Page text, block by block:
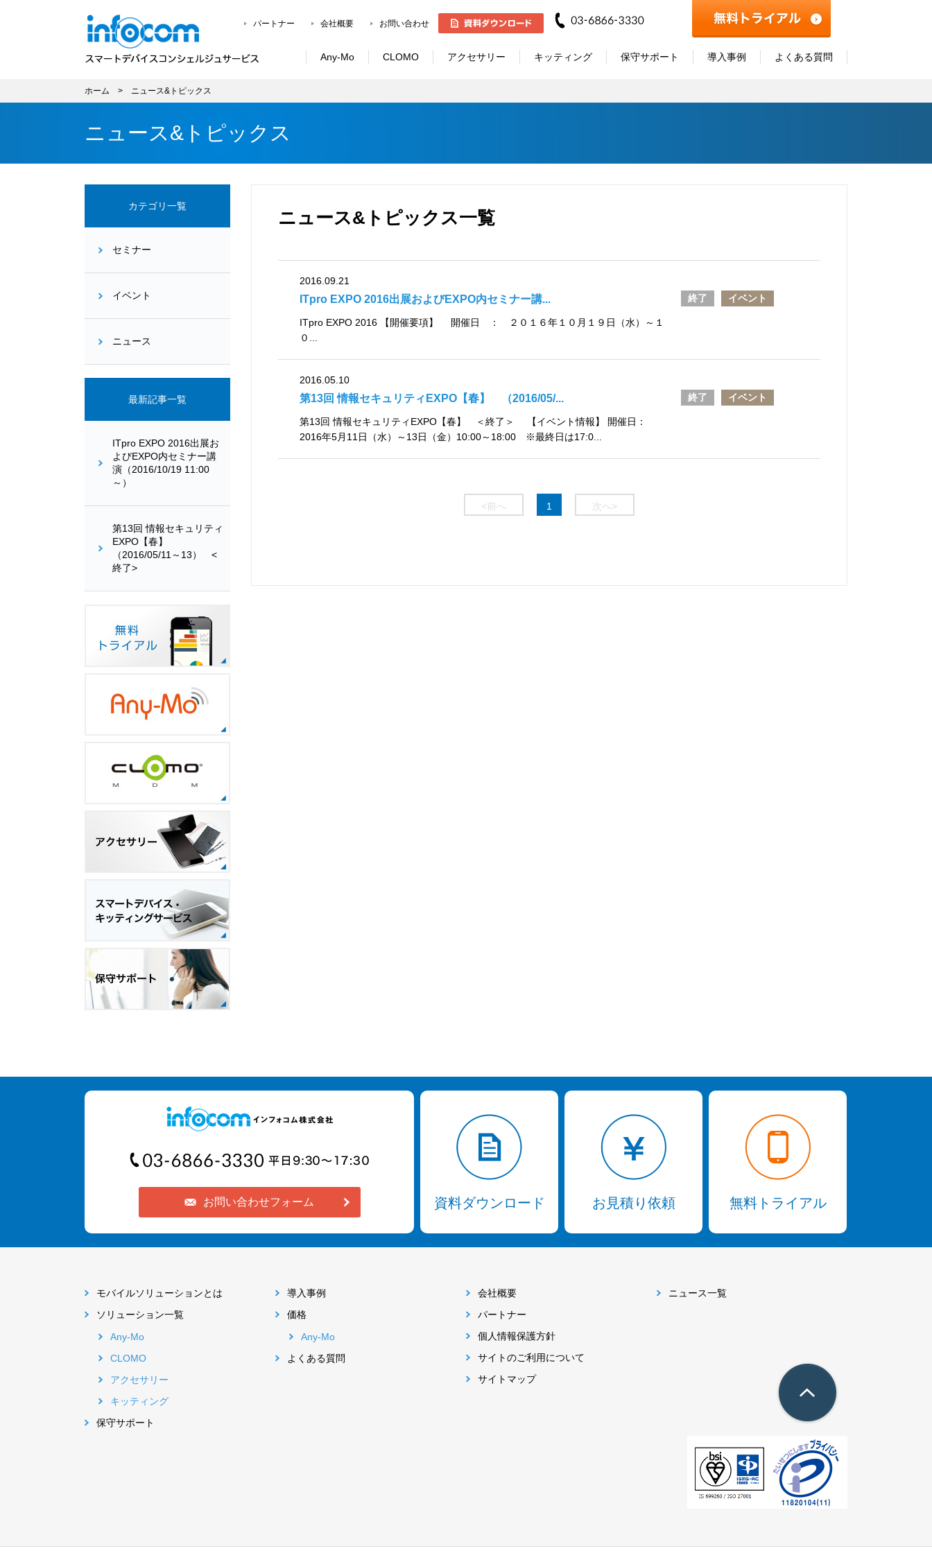
パートナー 会社概要 お問い合わせ
Any-Mo CLOMO アクセサリー キッティング 保守サポート 導入事例 よくある質問
ホーム ニュース&トピックス
ニュース&トピックス
ニュース&トピックス一覧
2016.09.21
ITpro EXPO 2016出展およびEXPO内セミナー講... 終了 イベント
ITpro EXPO 2016 【開催要項】 開催日 ： ２０１６年１０月１９日（水）～１
０...
2016.05.10
第13回 情報セキュリティEXPO【春】 （2016/05/... 終了 イベント
第13回 情報セキュリティEXPO【春】 ＜終了＞ 【イベント情報】 開催日：
2016年5月11日（水）～13日（金）10:00～18:00 ※最終日は17:0...
<前へ 1 次へ>
カテゴリ一覧
セミナー
イベント
ニュース
最新記事一覧
ITpro EXPO 2016出展お
よびEXPO内セミナー講
演（2016/10/19 11:00
～）
第13回 情報セキュリティ
EXPO【春】
（2016/05/11～13） <
終了>
お問い合わせフォーム 資料ダウンロード お見積り依頼 無料トライアル
モバイルソリューションとは
ソリューション一覧
Any-Mo
CLOMO
アクセサリー
キッティング
保守サポート
導入事例
価格
Any-Mo
よくある質問
会社概要
パートナー
個人情報保護方針
サイトのご利用について
サイトマップ
ニュース一覧